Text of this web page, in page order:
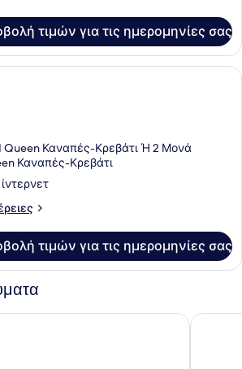
τιμών για τις ημερομηνίες σας
Ένα σύγχρονο δωμάτιο
Queen Καναπές-Κρεβάτι Ή 2 Μονά
Καναπές-Κρεβάτι
τιμών για τις ημερομηνίες σας
Mercure